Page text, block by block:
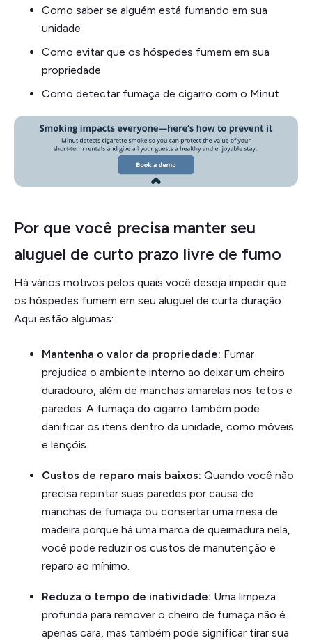
Como saber se alguém está fumando em sua
unidade
Como evitar que os hóspedes fumem em sua
propriedade
Como detectar fumaça de cigarro com o Minut
Por que você precisa manter seu
aluguel de curto prazo livre de fumo
Há vários motivos pelos quais você deseja impedir que
os hóspedes fumem em seu aluguel de curta duração.
Aqui estão algumas:
Mantenha o valor da propriedade: Fumar
prejudica o ambiente interno ao deixar um cheiro
duradouro, além de manchas amarelas nos tetos e
paredes. A fumaça do cigarro também pode
danificar os itens dentro da unidade, como móveis
e lençóis.
Custos de reparo mais baixos: Quando você não
precisa repintar suas paredes por causa de
manchas de fumaça ou consertar uma mesa de
madeira porque há uma marca de queimadura nela,
você pode reduzir os custos de manutenção e
reparo ao mínimo.
Reduza o tempo de inatividade: Uma limpeza
profunda para remover o cheiro de fumaça não é
apenas cara, mas também pode significar tirar sua